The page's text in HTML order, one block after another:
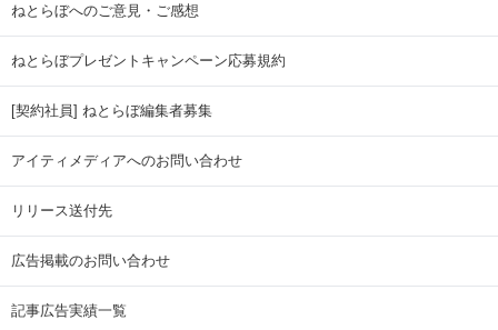
ねとらぼへのご意見・ご感想
ねとらぼプレゼントキャンペーン応募規約
[契約社員] ねとらぼ編集者募集
アイティメディアへのお問い合わせ
リリース送付先
広告掲載のお問い合わせ
記事広告実績一覧